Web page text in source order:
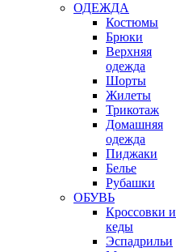
ОДЕЖДА
Костюмы
Брюки
Верхняя
одежда
Шорты
Жилеты
Трикотаж
Домашняя
одежда
Пиджаки
Белье
Рубашки
ОБУВЬ
Кроссовки и
кеды
Эспадрильи